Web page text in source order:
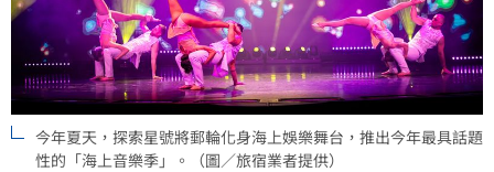
今年夏天，探索星號將郵輪化身海上娛樂舞台，推出今年最具話題
性的「海上音樂季」。（圖／旅宿業者提供）